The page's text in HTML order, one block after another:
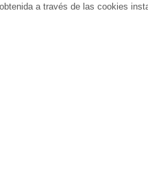
a través de las cookies